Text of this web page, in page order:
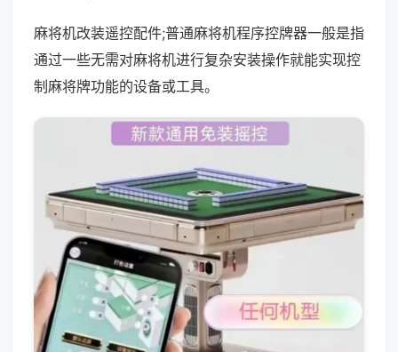
麻将机改装遥控配件;普通麻将机程序控牌器一般是指
通过一些无需对麻将机进行复杂安装操作就能实现控
制麻将牌功能的设备或工具。